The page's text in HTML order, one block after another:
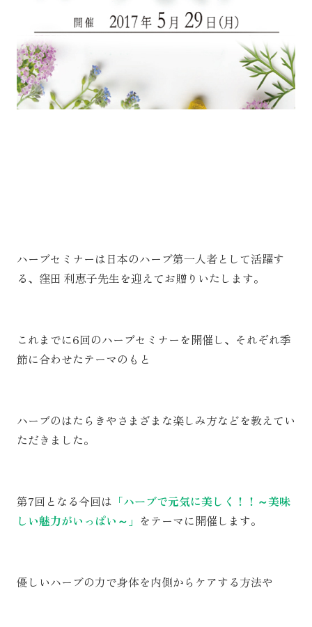
ハーブセミナーは日本のハーブ第一人者として活躍す
る、窪田 利恵子先生を迎えてお贈りいたします。
これまでに6回のハーブセミナーを開催し、それぞれ季
節に合わせたテーマのもと
ハーブのはたらきやさまざまな楽しみ方などを教えてい
ただきました。
第7回となる今回は 「ハーブで元気に美しく！！～美味
しい魅力がいっぱい～」 をテーマに開催します。
優しいハーブの力で身体を内側からケアする方法や